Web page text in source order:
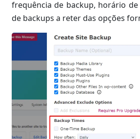
frequência de backup, horário
de backups a reter das opções